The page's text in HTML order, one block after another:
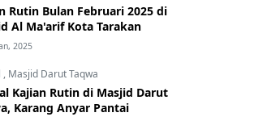
Rutin Bulan Februari 2025 di
Al Ma'arif Kota Tarakan
2025
, Masjid Darut Taqwa
Kajian Rutin di Masjid Darut
Karang Anyar Pantai